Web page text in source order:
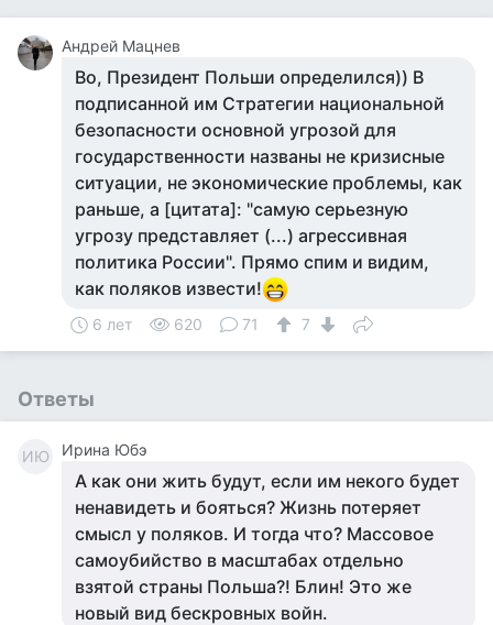
Андрей Мацнев
Во, Президент Польши определился)) В
подписанной им Стратегии национальной
безопасности основной угрозой для
государственности названы не кризисные
ситуации, не экономические проблемы, как
раньше, а [цитата]: "самую серьезную
угрозу представляет (...) агрессивная
политика России". Прямо спим и видим,
как поляков извести!
6 лет 620 71 7
Ответы
ИЮ Ирина Юбэ
А как они жить будут, если им некого будет
ненавидеть и бояться? Жизнь потеряет
смысл у поляков. И тогда что? Массовое
самоубийство в масштабах отдельно
взятой страны Польша?! Блин! Это же
новый вид бескровных войн.